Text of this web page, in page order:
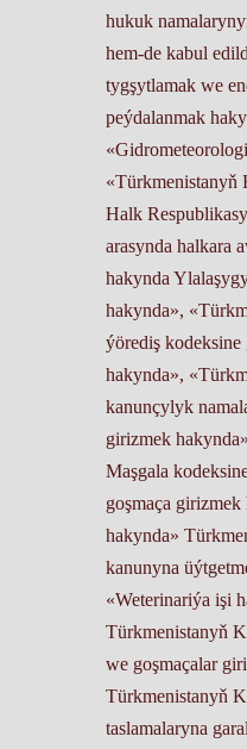
hukuk
hem-de kabul
tygşytlamak we
peýdalanmak
«Türkmenistanyň
Halk
arasynda halkara
hakynda
hakynda»,
ýörediş kodeksine
hakynda»,
kanunçylyk
girizmek
Maşgala
goşmaça
hakynda»
kanunyna
«Weterinariýa işi
Türkmenistanyň
we goşmaçalar
Türkmenistanyň
taslamalaryna